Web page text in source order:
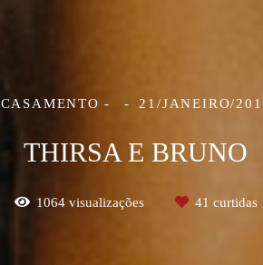
CASAMENTO 21/JANEIRO/
THIRSA E BRUNO
1064visualizações 41 curtidas